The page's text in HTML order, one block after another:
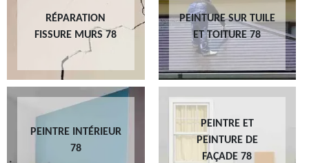
RÉPARATION
FISSURE MURS 78
PEINTURE SUR TUILE
ET TOITURE 78
PEINTRE INTÉRIEUR
78
PEINTRE ET
PEINTURE DE
FAÇADE 78